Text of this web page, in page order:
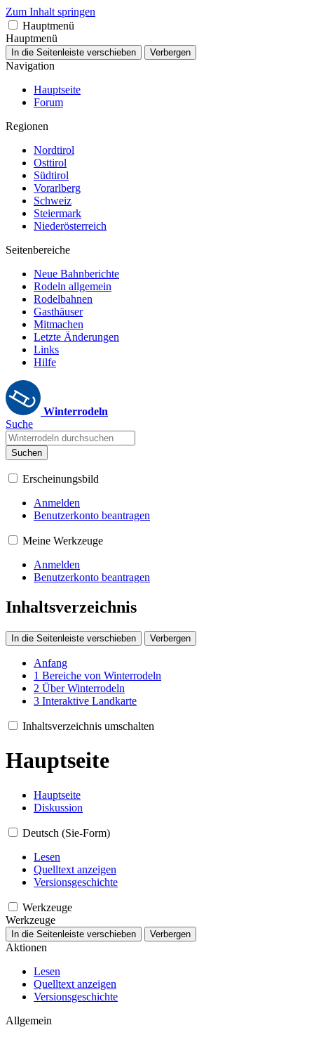
Zum Inhalt springen
Hauptmenü
Hauptmenü
In die Seitenleiste verschieben Verbergen
Navigation
Hauptseite
Forum
Regionen
Nordtirol
Osttirol
Südtirol
Vorarlberg
Schweiz
Steiermark
Niederösterreich
Seitenbereiche
Neue Bahnberichte
Rodeln allgemein
Rodelbahnen
Gasthäuser
Mitmachen
Letzte Änderungen
Links
Hilfe
Winterrodeln
Suche
Suchen
Erscheinungsbild
Anmelden
Benutzerkonto beantragen
Meine Werkzeuge
Anmelden
Benutzerkonto beantragen
Inhaltsverzeichnis
In die Seitenleiste verschieben Verbergen
Anfang
1 Bereiche von Winterrodeln
2 Über Winterrodeln
3 Interaktive Landkarte
Inhaltsverzeichnis umschalten
Hauptseite
Hauptseite
Diskussion
Deutsch (Sie-Form)
Lesen
Quelltext anzeigen
Versionsgeschichte
Werkzeuge
Werkzeuge
In die Seitenleiste verschieben Verbergen
Aktionen
Lesen
Quelltext anzeigen
Versionsgeschichte
Allgemein